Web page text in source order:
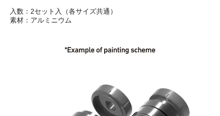
入数：2セット入（各サイズ共通）
素材：アルミニウム